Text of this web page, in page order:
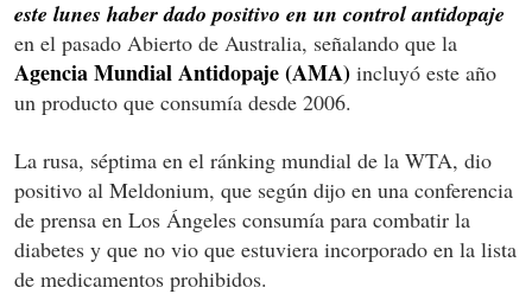
este lunes haber dado positivo en un control antidopaje
en el pasado Abierto de Australia, señalando que la
Agencia Mundial Antidopaje (AMA) incluyó este año
un producto que consumía desde 2006.
La rusa, séptima en el ránking mundial de la WTA, dio
positivo al Meldonium, que según dijo en una conferencia
de prensa en Los Ángeles consumía para combatir la
diabetes y que no vio que estuviera incorporado en la lista
de medicamentos prohibidos.